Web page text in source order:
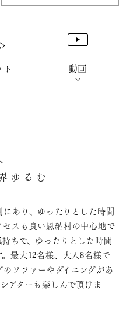
ト 動画
ゆるむ
あり、ゆったりとした時間
セスも良い恩納村の中心地で
ちで、ゆったりとした時間
最大12名様、大人8名様で
ソファーやダイニングがあ
アターも楽しんで頂けま